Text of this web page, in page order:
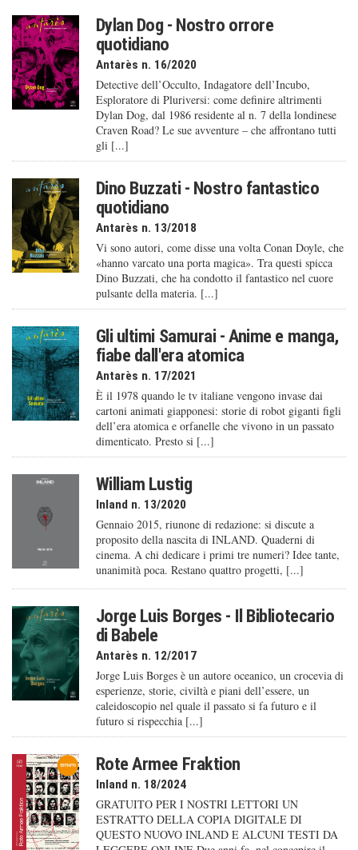
Dylan Dog - Nostro orrore
quotidiano
Antarès n. 16/2020
Detective dell’Occulto, Indagatore dell’Incubo,
Esploratore di Pluriversi: come definire altrimenti
Dylan Dog, dal 1986 residente al n. 7 della londinese
Craven Road? Le sue avventure – che affrontano tutti
gli [...]
Dino Buzzati - Nostro fantastico
quotidiano
Antarès n. 13/2018
Vi sono autori, come disse una volta Conan Doyle, che
«hanno varcato una porta magica». Tra questi spicca
Dino Buzzati, che ha condotto il fantastico nel cuore
pulsante della materia. [...]
Gli ultimi Samurai - Anime e manga,
fiabe dall'era atomica
Antarès n. 17/2021
È il 1978 quando le tv italiane vengono invase dai
cartoni animati giapponesi: storie di robot giganti figli
dell’era atomica e orfanelle che vivono in un passato
dimenticato. Presto si [...]
William Lustig
Inland n. 13/2020
Gennaio 2015, riunone di redazione: si discute a
proposito della nascita di INLAND. Quaderni di
cinema. A chi dedicare i primi tre numeri? Idee tante,
unanimità poca. Restano quattro progetti, [...]
Jorge Luis Borges - Il Bibliotecario
di Babele
Antarès n. 12/2017
Jorge Luis Borges è un autore oceanico, un crocevia di
esperienze, storie, civiltà e piani dell’essere, un
caleido­scopio nel quale il passato si fa futuro e il
futuro si rispecchia [...]
Rote Armee Fraktion
Inland n. 18/2024
GRATUITO PER I NOSTRI LETTORI UN
ESTRATTO DELLA COPIA DIGITALE DI
QUESTO NUOVO INLAND E ALCUNI TESTI DA